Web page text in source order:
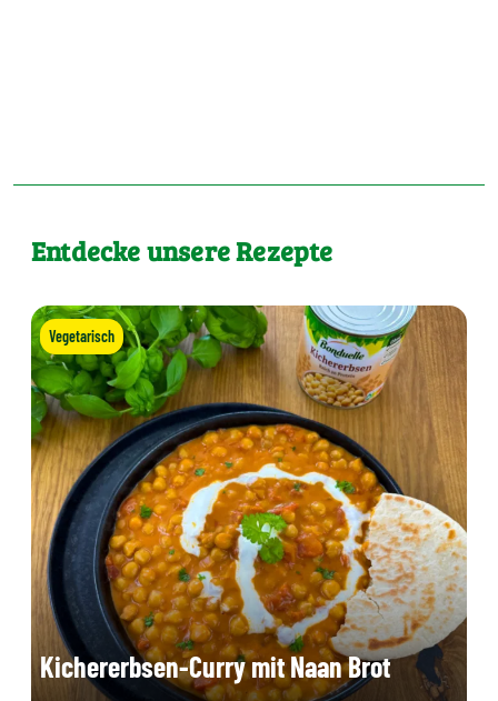
Entdecke unsere Rezepte
Vegetarisch
Kichererbsen-Curry mit Naan Brot